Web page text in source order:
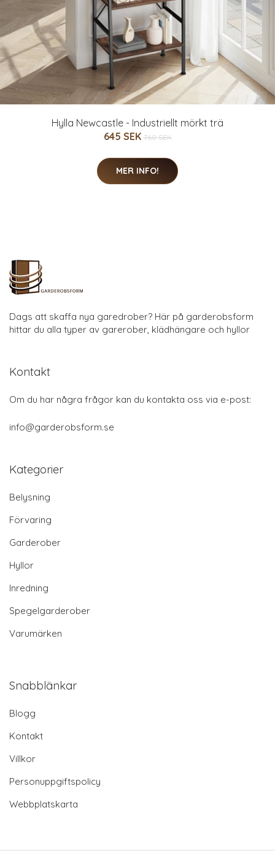
Hylla Newcastle - Industriellt mörkt trä
645 SEK 760 SEK
MER INFO!
Dags att skaffa nya garedrober? Här på garderobsform
hittar du alla typer av garerober, klädhängare och hyllor
Kontakt
Om du har några frågor kan du kontakta oss via e-post:
info@garderobsform.se
Kategorier
Belysning
Förvaring
Garderober
Hyllor
Inredning
Spegelgarderober
Varumärken
Snabblänkar
Blogg
Kontakt
Villkor
Personuppgiftspolicy
Webbplatskarta